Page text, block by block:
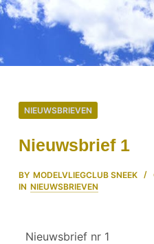
D
r
a
a
n
a
NIEUWSBRIEVEN
Nieuwsbrief 1
BY MODELVLIEGCLUB SNEEK
IN NIEUWSBRIEVEN
Nieuwsbrief nr 1